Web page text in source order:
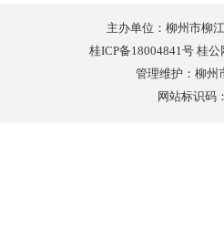
主办单位：柳州市柳
桂ICP备18004841号 桂
管理维护：柳州
网站标识码